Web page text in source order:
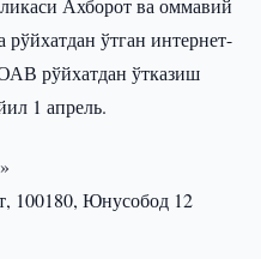
Ахборот ва оммавий
ўтган интернет-
рўйхатдан ўтказиш
1 апрель.
100180, Юнусобод 12